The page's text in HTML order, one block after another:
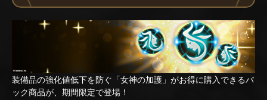
装備品の強化値低下を防ぐ「女神の加護」がお得に購入できるパ
ック商品が、期間限定で登場！